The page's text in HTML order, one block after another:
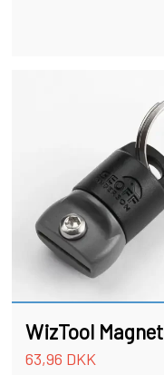
WizTool
63,96 DKK